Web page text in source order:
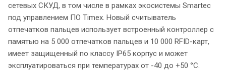
сетевых СКУД, в том числе в рамках экосистемы Smartec
под управлением ПО Timex. Новый считыватель
отпечатков пальцев использует встроенный контроллер с
памятью на 5 000 отпечатков пальцев и 10 000 RFID-карт,
имеет защищенный по классу IP65 корпус и может
эксплуатироваться при температурах от -40 до +50 °С.